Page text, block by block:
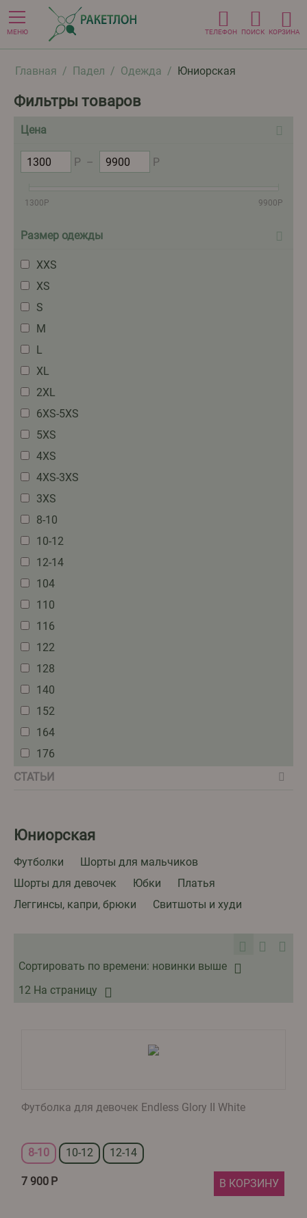
МЕНЮ ТЕЛЕФОН ПОИСК КОРЗИНА
Главная / Падел / Одежда / Юниорская
Фильтры товаров
Цена
Р – Р
1300 Р 9900 Р
Размер одежды
XXS
XS
S
M
L
XL
2XL
6XS-5XS
5XS
4XS
4XS-3XS
3XS
8-10
10-12
12-14
104
110
116
122
128
140
152
164
176
СТАТЬИ
Юниорская
Футболки
Шорты для мальчиков
Шорты для девочек
Юбки
Платья
Леггинсы, капри, брюки
Свитшоты и худи
Сортировать по времени: новинки выше
12 На страницу
Футболка для девочек Endless Glory II White
8-10 10-12 12-14
7 900 Р В КОРЗИНУ